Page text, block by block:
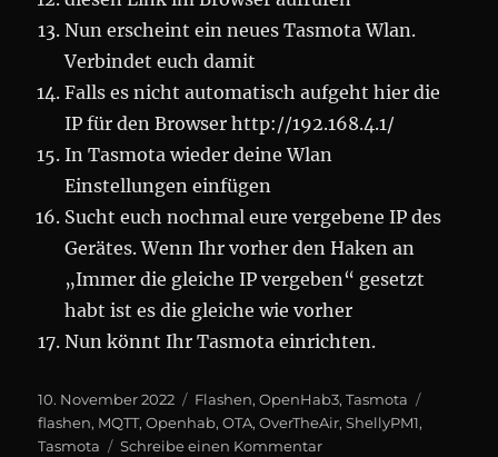
Nun erscheint ein neues Tasmota Wlan.
Verbindet euch damit
Falls es nicht automatisch aufgeht hier die
IP für den Browser http://192.168.4.1/
In Tasmota wieder deine Wlan
Einstellungen einfügen
Sucht euch nochmal eure vergebene IP des
Gerätes. Wenn Ihr vorher den Haken an
„Immer die gleiche IP vergeben“ gesetzt
habt ist es die gleiche wie vorher
Nun könnt Ihr Tasmota einrichten.
Veröffentlicht
am
10. November 2022 Kategorien
Flashen,OpenHab3,Tasmota
flashen, MQTT,Openhab,OTA,OverTheAir,ShellyPM1,
Tasmota
Schreibe einen Kommentarzu